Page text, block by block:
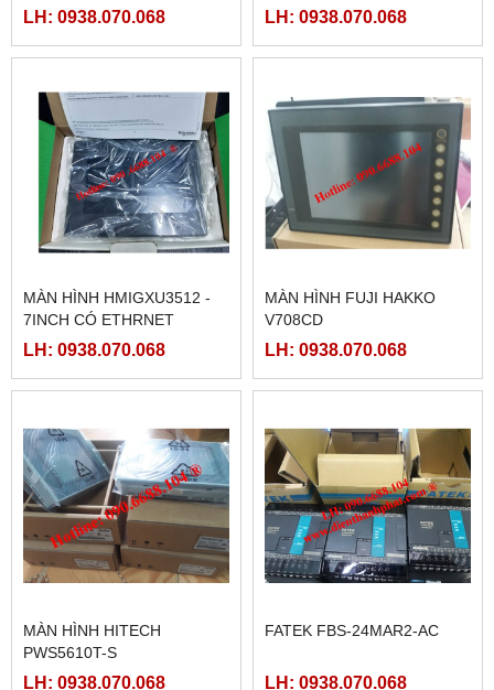
MÀN HÌNH SAMKOON SK-
102HE
LH: 0938.070.068
MCGSTPC TPC1162HII
LH: 0938.070.068
MÀN HÌNH HMIGXU3512 -
7INCH CÓ ETHRNET
LH: 0938.070.068
MÀN HÌNH FUJI HAKKO
V708CD
LH: 0938.070.068